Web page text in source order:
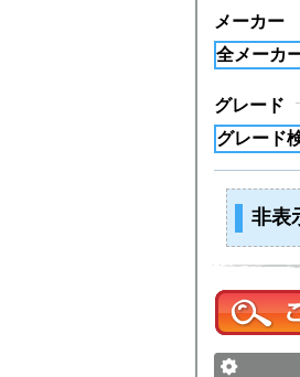
メーカー
グレード
非表